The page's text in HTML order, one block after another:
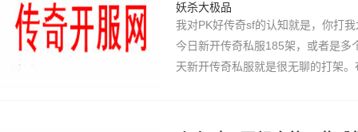
妖杀大极品
我对PK好传奇sf的认知就是，你打
今日新开传奇私服185架，或者是多
天新开传奇私服就是很无聊的打架